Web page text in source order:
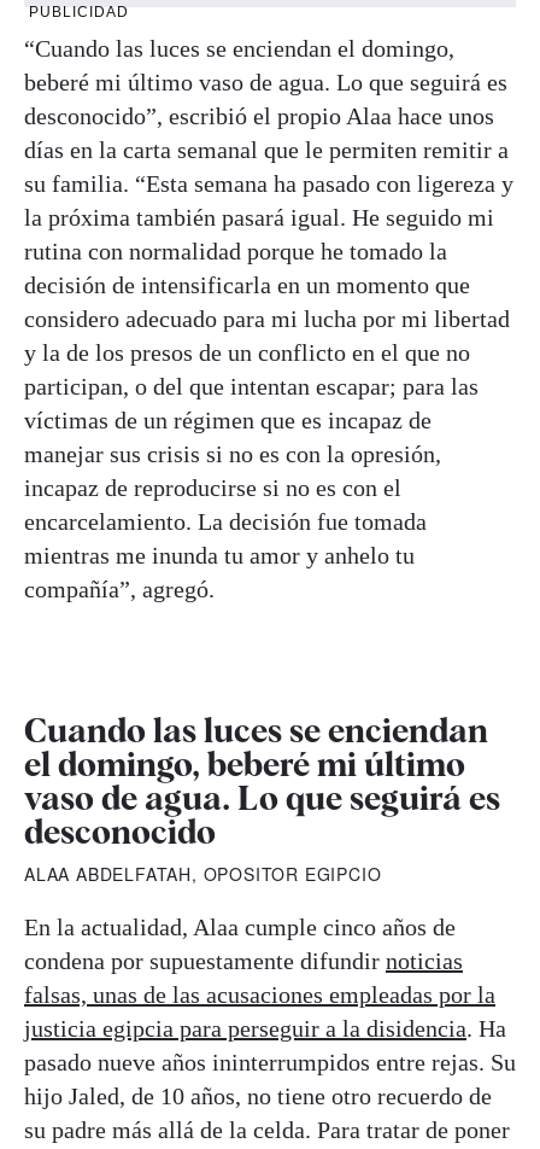
PUBLICIDAD
“Cuando las luces se enciendan el domingo,
beberé mi último vaso de agua. Lo que seguirá es
desconocido”, escribió el propio Alaa hace unos
días en la carta semanal que le permiten remitir a
su familia. “Esta semana ha pasado con ligereza y
la próxima también pasará igual. He seguido mi
rutina con normalidad porque he tomado la
decisión de intensificarla en un momento que
considero adecuado para mi lucha por mi libertad
y la de los presos de un conflicto en el que no
participan, o del que intentan escapar; para las
víctimas de un régimen que es incapaz de
manejar sus crisis si no es con la opresión,
incapaz de reproducirse si no es con el
encarcelamiento. La decisión fue tomada
mientras me inunda tu amor y anhelo tu
compañía”, agregó.
Cuando las luces se enciendan
el domingo, beberé mi último
vaso de agua. Lo que seguirá es
desconocido
ALAA ABDELFATAH, OPOSITOR EGIPCIO
En la actualidad, Alaa cumple cinco años de
condena por supuestamente difundir noticias
falsas, unas de las acusaciones empleadas por la
justicia egipcia para perseguir a la disidencia. Ha
pasado nueve años ininterrumpidos entre rejas. Su
hijo Jaled, de 10 años, no tiene otro recuerdo de
su padre más allá de la celda. Para tratar de poner